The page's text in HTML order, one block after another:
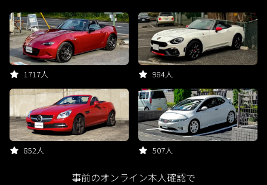
1717人 984人
852人 507人
事前のオンライン本人確認で